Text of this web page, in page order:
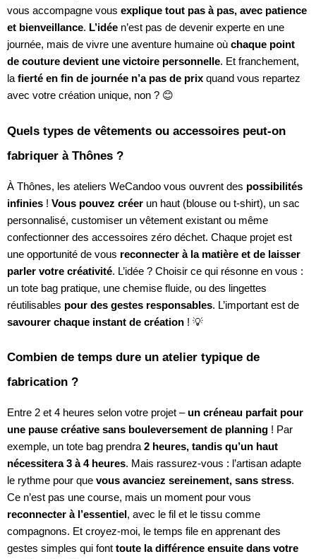
vous accompagne vous explique tout pas à pas, avec patience
et bienveillance. L’idée n’est pas de devenir experte en une
journée, mais de vivre une aventure humaine où chaque point
de couture devient une victoire personnelle. Et franchement,
la fierté en fin de journée n’a pas de prix quand vous repartez
avec votre création unique, non ? 😊
Quels types de vêtements ou accessoires peut-on
fabriquer à Thônes ?
À Thônes, les ateliers WeCandoo vous ouvrent des possibilités
infinies ! Vous pouvez créer un haut (blouse ou t-shirt), un sac
personnalisé, customiser un vêtement existant ou même
confectionner des accessoires zéro déchet. Chaque projet est
une opportunité de vous reconnecter à la matière et de laisser
parler votre créativité. L’idée ? Choisir ce qui résonne en vous :
un tote bag pratique, une chemise fluide, ou des lingettes
réutilisables pour des gestes responsables. L’important est de
savourer chaque instant de création ! 💡
Combien de temps dure un atelier typique de
fabrication ?
Entre 2 et 4 heures selon votre projet – un créneau parfait pour
une pause créative sans bouleversement de planning ! Par
exemple, un tote bag prendra2 heures, tandis qu’un haut
nécessitera 3 à 4 heures. Mais rassurez-vous : l’artisan adapte
le rythme pour que vous avanciez sereinement, sans stress.
Ce n’est pas une course, mais un moment pour vous
reconnecter à l’essentiel , avec le fil et le tissu comme
compagnons. Et croyez-moi, le temps file en apprenant des
gestes simples qui font toute la différence ensuite dans votre